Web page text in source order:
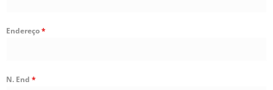
Endereço*
N. End *